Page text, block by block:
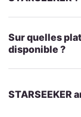
Sur quelles
disponible ?
STARSEEKER